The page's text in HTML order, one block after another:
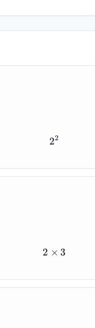
2^2
22
2 \times 3
2 × 3